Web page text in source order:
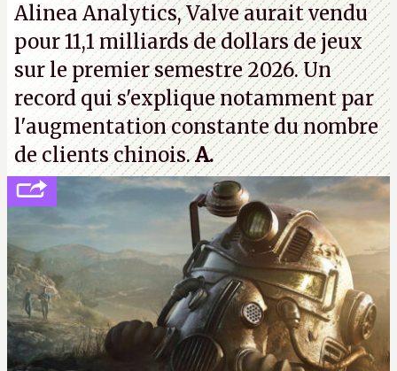
Alinea Analytics, Valve aurait vendu
pour 11,1 milliards de dollars de jeux
sur le premier semestre 2026. Un
record qui s'explique notamment par
l'augmentation constante du nombre
de clients chinois.A.